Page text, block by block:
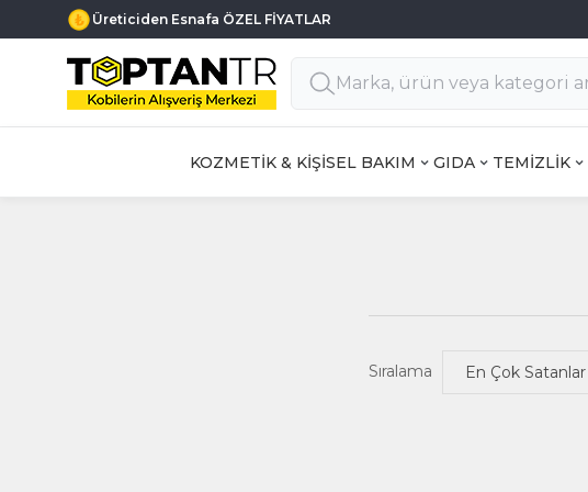
Üreticiden Esnafa ÖZEL FİYATLAR
KOZMETİK & KİŞİSEL BAKIM GIDA TEMİZLİK
Sıralama